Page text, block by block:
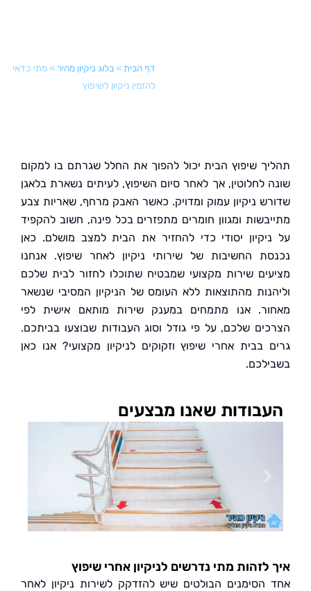
»בלוג ניקיון מהיר »מתי כדאי
להזמין ניקיון לשיפוץ
שיפוץ הבית יכול להפוך את החלל שגרתם בו למקום
לחלוטין, אך לאחר סיום השיפוץ, לעיתים נשארת בלאגן
ניקיון עמוק ומדויק. כאשר האבק מרחף, שאריות צבע
ומגוון חומרים מתפזרים בכל פינה, חשוב להקפיד
יסודי כדי להחזיר את הבית למצב מושלם. כאן
החשיבות של שירותי ניקיון לאחר שיפוץ. אנחנו
שירות מקצועי שמבטיח שתוכלו לחזור לבית שלכם
מהתוצאות ללא העומס של הניקיון המסיבי שנשאר
אנו מתמחים במענק שירות מותאם אישית לפי
שלכם, על פי גודל וסוג העבודות שבוצעו בביתכם.
בבית אחרי שיפוץ וזקוקים לניקיון מקצועי? אנו כאן
שאנו מבצעים
מתי נדרשים לניקיון אחרי שיפוץ
הבולטים שיש להזדקק לשירות ניקיון לאחר